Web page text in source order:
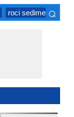
roci sedimentare
⌕